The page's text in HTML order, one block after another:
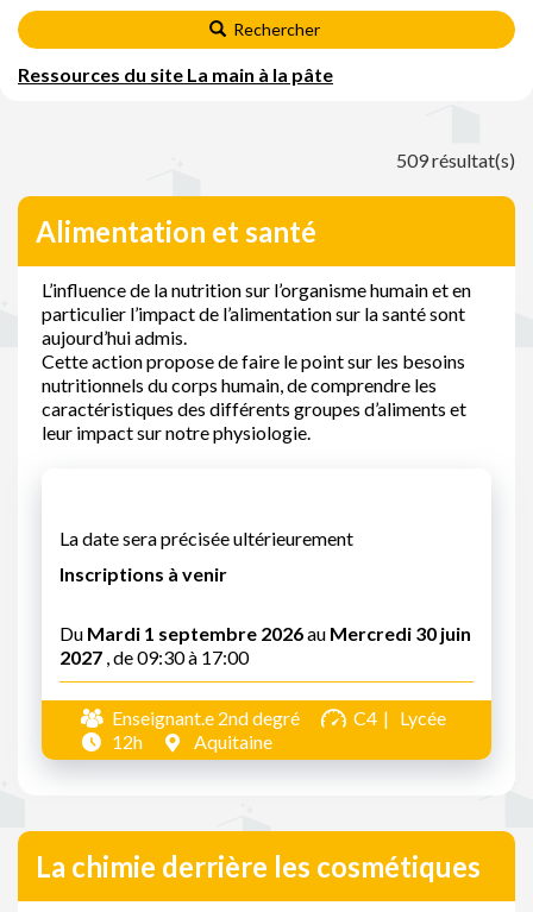
Rechercher
Ressources du site La main à la pâte
509 résultat(s)
Alimentation et santé
L’influence de la nutrition sur l’organisme humain et en
particulier l’impact de l’alimentation sur la santé sont
aujourd’hui admis.
Cette action propose de faire le point sur les besoins
nutritionnels du corps humain, de comprendre les
caractéristiques des différents groupes d’aliments et
leur impact sur notre physiologie.
La date sera précisée ultérieurement
Inscriptions à venir
Du Mardi 1 septembre 2026au Mercredi 30 juin
2027 , de 09:30 à 17:00
Enseignant.e 2nd degré C4
Lycée
12h
Aquitaine
La chimie derrière les cosmétiques